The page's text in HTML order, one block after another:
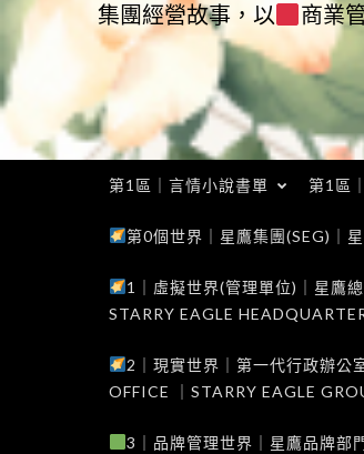
集團經營故事，以
商業
第1區｜言情小說書單 第1區
第0個世界｜星鷹集團(SEG)｜
1｜虛擬世界(管理單位)｜星鷹
STARRY EAGLE
2｜現實世界｜第一代行政辦
OFFICE ｜STARRY EAGLE
3｜品牌管理世界｜星鷹品牌部